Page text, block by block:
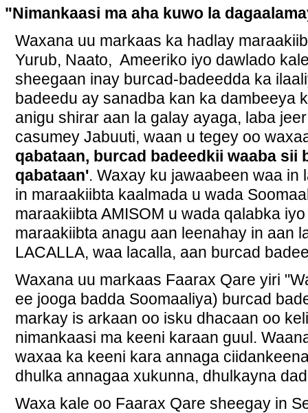
"Nimankaasi ma aha kuwo la
Waxana uu markaas ka hadlay
Yurub, Naato, Ameeriko iyo dawlado
sheegaan inay burcad-badeedda ka
badeedu ay sanadba kan ka dambeeya
anigu shirar aan la galay ayaga, laba
casumey Jabuuti, waan u tegey oo
qabataan, burcad badeedkii waaba sii
qabataan'. Waxay ku jawaabeen waa
in maraakiibta kaalmada u wada
maraakiibta AMISOM u wada qalabka
maraakiibta anagu aan leenahay in aan
LACALLA, waa lacalla, aan burcad
Waxana uu markaas Faarax Qare yiri
ee jooga badda Soomaaliya) burcad
markay is arkaan oo isku dhacaan oo
nimankaasi ma keeni karaan guul.
waxaa ka keeni kara annaga
dhulka annagaa xukunna, dhulkayna
Waxa kale oo Faarax Qare sheegay in